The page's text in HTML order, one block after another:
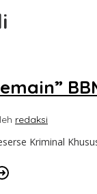
redaksi
Kriminal